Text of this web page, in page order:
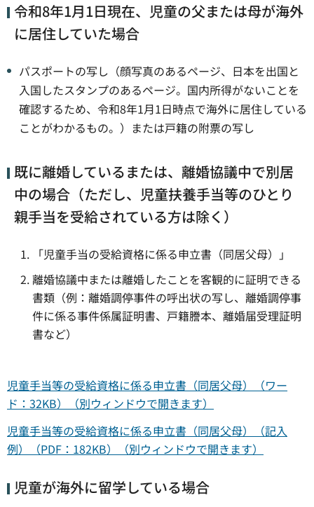
令和8年1月1日現在、児童の父または母が海外
に居住していた場合
パスポートの写し（顔写真のあるページ、日本を出国と
入国したスタンプのあるページ。国内所得がないことを
確認するため、令和8年1月1日時点で海外に居住している
ことがわかるもの。）または戸籍の附票の写し
既に離婚しているまたは、離婚協議中で別居
中の場合（ただし、児童扶養手当等のひとり
親手当を受給されている方は除く）
「児童手当の受給資格に係る申立書（同居父母）」
離婚協議中または離婚したことを客観的に証明できる
書類（例：離婚調停事件の呼出状の写し、離婚調停事
件に係る事件係属証明書、戸籍謄本、離婚届受理証明
書など）
児童手当等の受給資格に係る申立書（同居父母）（ワー
ド：32KB）（別ウィンドウで開きます）
児童手当等の受給資格に係る申立書（同居父母）（記入
例）（PDF：182KB）（別ウィンドウで開きます）
児童が海外に留学している場合